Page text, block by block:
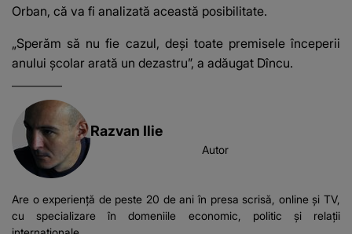
Orban, că va fi analizată această posibilitate.
„Sperăm să nu fie cazul, deşi toate premisele începerii
anului şcolar arată un dezastru”, a adăugat Dîncu.
Razvan Ilie
Autor
Are o experiență de peste 20 de ani în presa scrisă, online și TV,
cu specializare în domeniile economic, politic și relații